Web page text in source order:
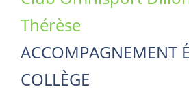
Thérèse
ACCOMPAGNEMENT
COLLÈGE